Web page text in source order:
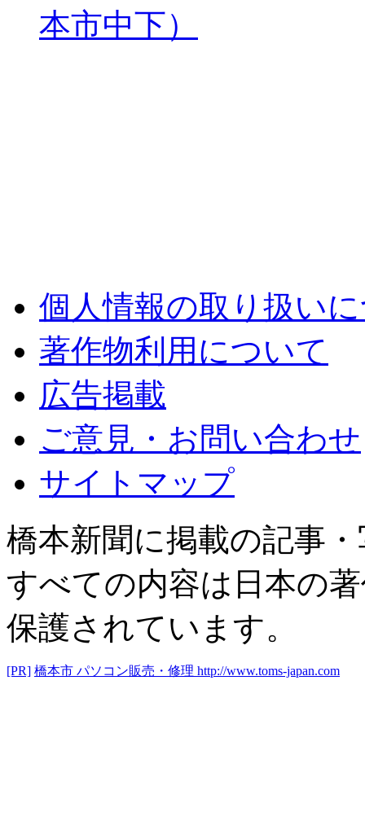
本市中下）
個人情報の取り扱い
著作物利用について
広告掲載
ご意見・お問い合わせ
サイトマップ
橋本新聞に掲載の記事
すべての内容は日本の
保護されています。
[PR] 橋本市 パソコン販売・修理 http://www.toms-japan.com